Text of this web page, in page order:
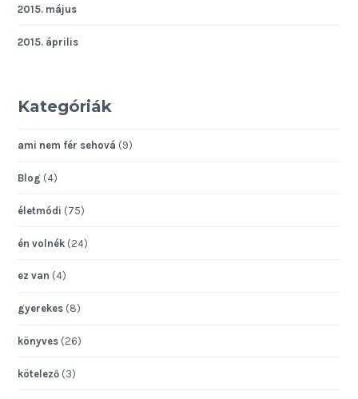
2015. május
2015. április
Kategóriák
ami nem fér sehová (9)
Blog (4)
életmódi (75)
én volnék (24)
ez van (4)
gyerekes (8)
könyves (26)
kötelező (3)